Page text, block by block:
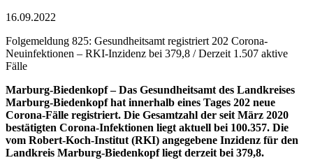
16.09.2022
Folgemeldung 825: Gesundheitsamt registriert 202 Corona-
Neuinfektionen – RKI-Inzidenz bei 379,8 / Derzeit 1.507 aktive
Fälle
Marburg-Biedenkopf –Das Gesundheitsamt des Landkreises
Marburg-Biedenkopf hat innerhalb eines Tages 202 neue
Corona-Fälle registriert. Die Gesamtzahl der seit März 2020
bestätigten Corona-Infektionen liegt aktuell bei 100.357. Die
vom Robert-Koch-Institut (RKI) angegebene Inzidenz für den
Landkreis Marburg-Biedenkopf liegt derzeit bei 379,8.